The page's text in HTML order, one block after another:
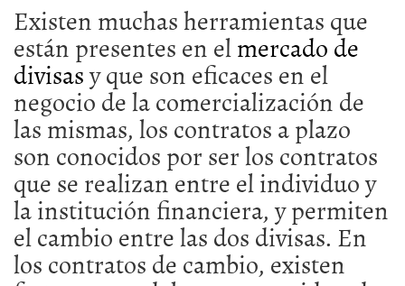
Existen muchas herramientas que
están presentes en elmercado de
divisasy que son eficaces en el
negocio de la comercialización de
las mismas, los contratos a plazo
son conocidos por ser los contratos
que se realizan entre el individuo y
la institución financiera, y permiten
el cambio entre las dos divisas. En
los contratos de cambio, existen